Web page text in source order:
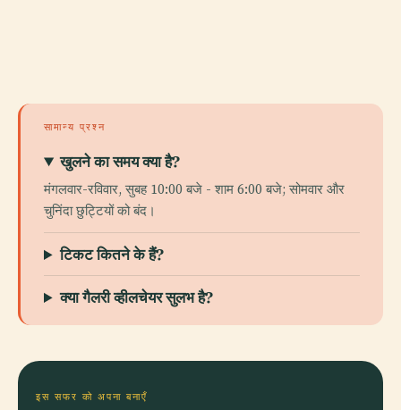
सामान्य प्रश्न
खुलने का समय क्या है?
मंगलवार-रविवार, सुबह 10:00 बजे - शाम 6:00 बजे; सोमवार और
चुनिंदा छुट्टियों को बंद।
टिकट कितने के हैं?
क्या गैलरी व्हीलचेयर सुलभ है?
इस सफर को अपना बनाएँ